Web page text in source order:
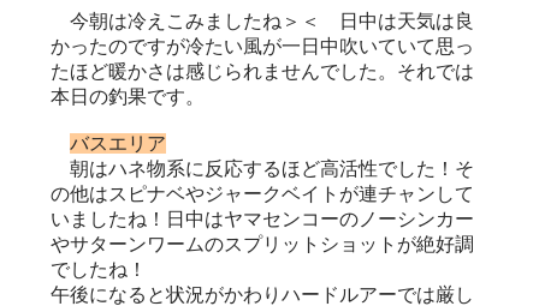
今朝は冷えこみましたね＞＜ 日中は天気は良
かったのですが冷たい風が一日中吹いていて思っ
たほど暖かさは感じられませんでした。それでは
本日の釣果です。
バスエリア
朝はハネ物系に反応するほど高活性でした！そ
の他はスピナベやジャークベイトが連チャンして
いましたね！日中はヤマセンコーのノーシンカー
やサターンワームのスプリットショットが絶好調
でしたね！
午後になると状況がかわりハードルアーでは厳し